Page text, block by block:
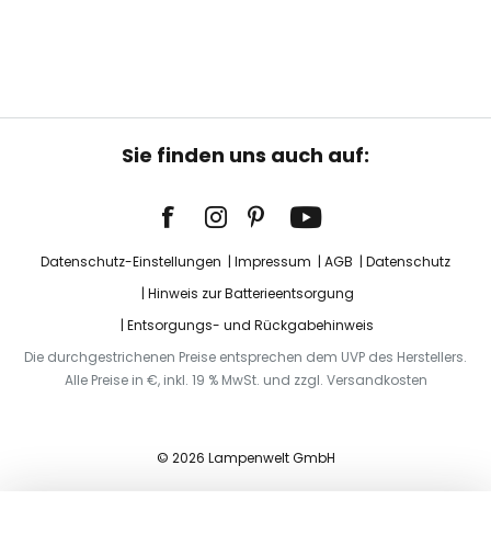
Sie finden uns auch auf:
Datenschutz-Einstellungen Impressum AGB
Datenschutz
Hinweis zur Batterieentsorgung
Entsorgungs- und Rückgabehinweis
Die durchgestrichenen Preise entsprechen dem UVP des Herstellers.
Alle Preise in €, inkl. 19 % MwSt. und zzgl. Versandkosten
© 2026 Lampenwelt GmbH